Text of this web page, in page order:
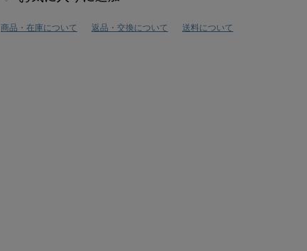
商品・在庫について 返品・交換について 送料について